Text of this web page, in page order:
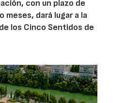
con un plazo de
meses, dará lugar a la
los Cinco Sentidos de